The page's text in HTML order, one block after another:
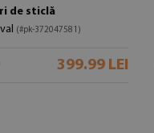
de sticlă
(#pk-372047581)
399.99 LEI